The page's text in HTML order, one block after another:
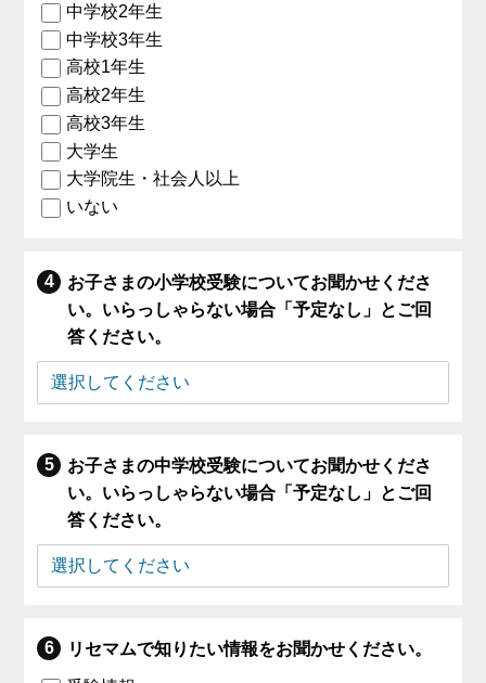
中学校2年生
中学校3年生
高校1年生
高校2年生
高校3年生
大学生
大学院生・社会人以上
いない
お子さまの小学校受験についてお聞かせくださ
い。いらっしゃらない場合「予定なし」とご回
答ください。
お子さまの中学校受験についてお聞かせくださ
い。いらっしゃらない場合「予定なし」とご回
答ください。
リセマムで知りたい情報をお聞かせください。